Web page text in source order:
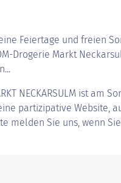
Feiertage und freien
Drogerie Markt
NECKARSULM ist am
partizipative Website,
melden Sie uns, wenn